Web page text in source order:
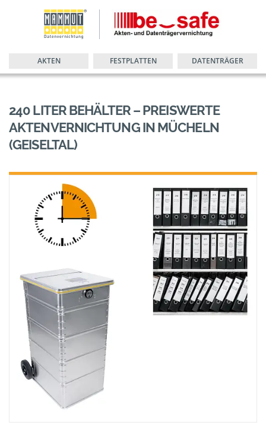
AKTEN FESTPLATTEN DATENTRÄGER
240 LITER BEHÄLTER – PREISWERTE
AKTENVERNICHTUNG IN MÜCHELN
(GEISELTAL)